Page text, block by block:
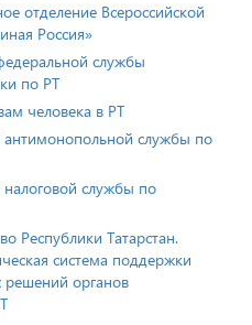
отделение Всероссийской
Россия»
службы
по РТ
человека в РТ
службы по
службы по
Республики Татарстан.
система поддержки
решений органов